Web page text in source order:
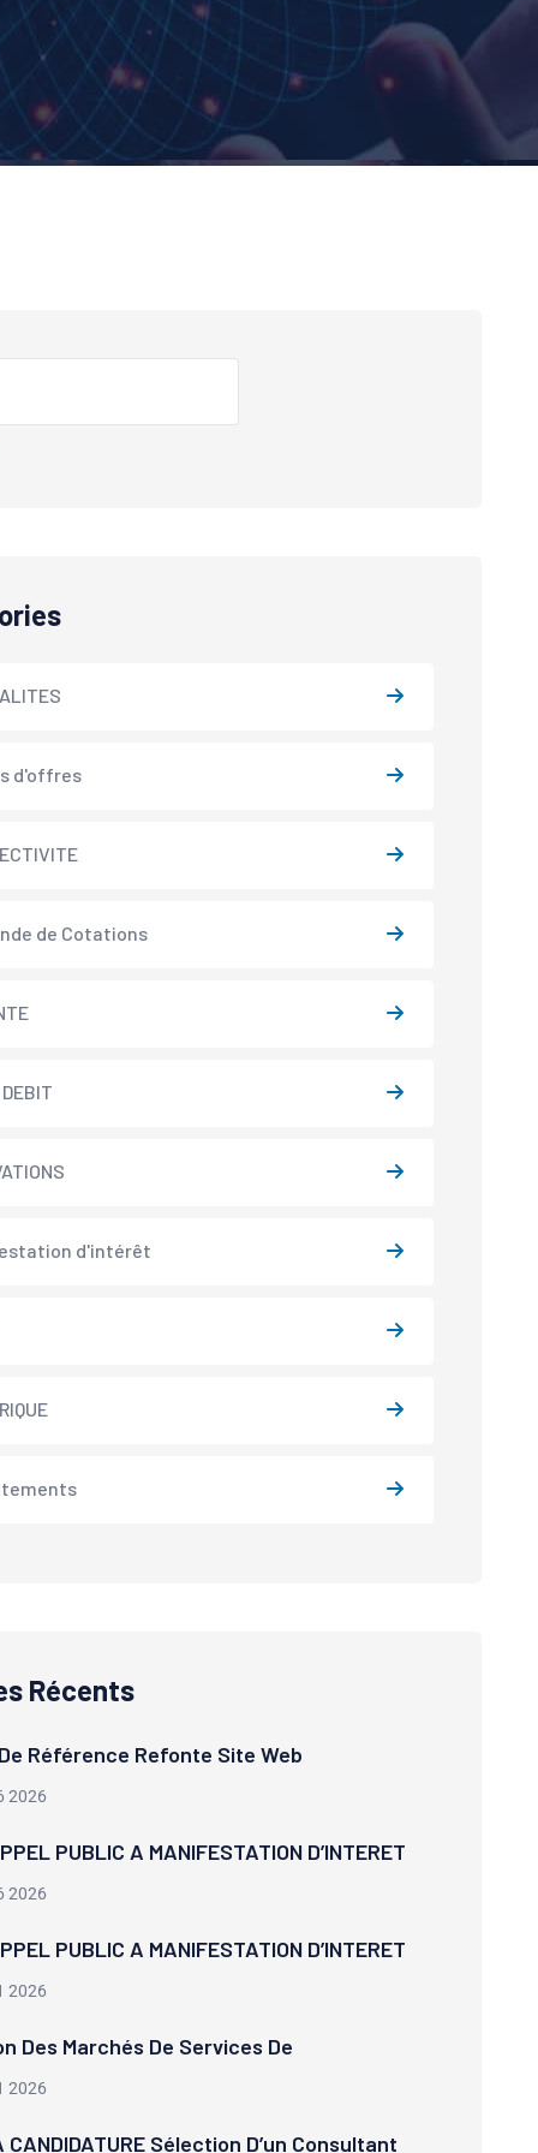
d'offres
de Cotations
d'intérêt
Récents
Référence Refonte Site Web
2026
PUBLIC A MANIFESTATION D’INTERET
2026
PUBLIC A MANIFESTATION D’INTERET
2026
Des Marchés De Services De
2026
CANDIDATURE Sélection D’un Consultant